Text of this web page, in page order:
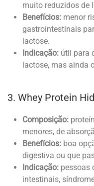
muito reduzidos de
Benefícios: menor
gastrointestinais
lactose.
Indicação: útil para
lactose, mas ainda
3. Whey Protein
Composição:
menores, de
Benefícios: boa
digestiva ou que
Indicação: pessoas
intestinais,